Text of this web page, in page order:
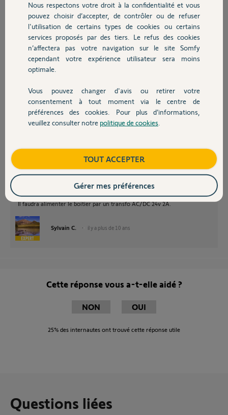
Chauffage
Autres produits
Devis avec un pro
Contact
Je recherche la réponse depuis un moment sur les différents forums
mais aucune réponse.
Franck
Participer au fil de discussion
Le récepteur radio rts
de-garag...
pourra effectuer la fonction contact sec avec la télécommande Keytis
rts.
Il faudra alimenter le boitier par un transfo AC/DC 24v 2A.
Sylvain C. il y a plus de 10 ans
Cette réponse vous a-t-elle aidé ?
NON OUI
25% des internautes ont trouvé cette réponse utile
Questions liées
Nous respectons votre droit à la confidentialité et vous
pouvez choisir d’accepter, de contrôler ou de refuser
l'utilisation de certains types de cookies ou certains
services proposés par des tiers. Le refus des cookies
n’affectera pas votre navigation sur le site Somfy
cependant votre expérience utilisateur sera moins
optimale.
Vous pouvez changer d'avis ou retirer votre
consentement à tout moment via le centre de
préférences des cookies. Pour plus d’informations,
veuillez consulter notre politique de cookies
TOUT ACCEPTER
Gérer mes préférences